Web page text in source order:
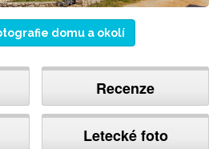
domu a okolí
Recenze
Letecké foto